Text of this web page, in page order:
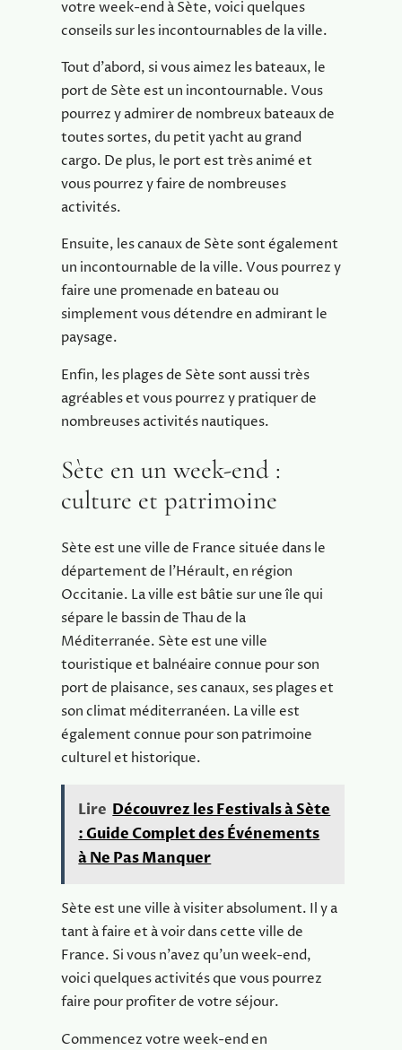
votre week-end à Sète, voici quelques
conseils sur les incontournables de la ville.
Tout d’abord, si vous aimez les bateaux, le
port de Sète est un incontournable. Vous
pourrez y admirer de nombreux bateaux de
toutes sortes, du petit yacht au grand
cargo. De plus, le port est très animé et
vous pourrez y faire de nombreuses
activités.
Ensuite, les canaux de Sète sont également
un incontournable de la ville. Vous pourrez y
faire une promenade en bateau ou
simplement vous détendre en admirant le
paysage.
Enfin, les plages de Sète sont aussi très
agréables et vous pourrez y pratiquer de
nombreuses activités nautiques.
Sète en un week-end :
culture et patrimoine
Sète est une ville de France située dans le
département de l’Hérault, en région
Occitanie. La ville est bâtie sur une île qui
sépare le bassin de Thau de la
Méditerranée. Sète est une ville
touristique et balnéaire connue pour son
port de plaisance, ses canaux, ses plages et
son climat méditerranéen. La ville est
également connue pour son patrimoine
culturel et historique.
Lire Découvrez les Festivals à Sète
: Guide Complet des Événements
à Ne Pas Manquer
Sète est une ville à visiter absolument. Il y a
tant à faire et à voir dans cette ville de
France. Si vous n’avez qu’un week-end,
voici quelques activités que vous pourrez
faire pour profiter de votre séjour.
Commencez votre week-end en